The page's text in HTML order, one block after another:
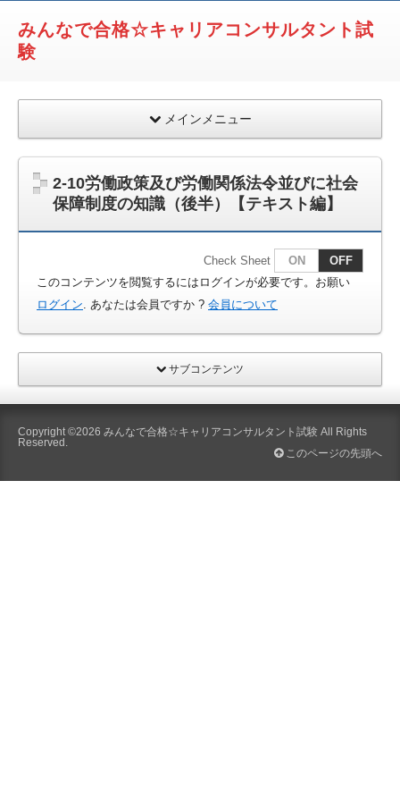
みんなで合格☆キャリアコンサルタント試
験
メインメニュー
2-10労働政策及び労働関係法令並びに社会
保障制度の知識（後半）【テキスト編】
Check Sheet ON
OFF
このコンテンツを閲覧するにはログインが必要です。お願い
ログイン. あなたは会員ですか ? 会員について
サブコンテンツ
Copyright ©2026 みんなで合格☆キャリアコンサルタント試験 All Rights
Reserved.
このページの先頭へ